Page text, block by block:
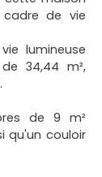
de vie
lumineuse
34,44 m²,
de 9 m²
qu'un couloir